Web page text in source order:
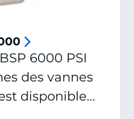
6000 PSI
des vannes
disponible